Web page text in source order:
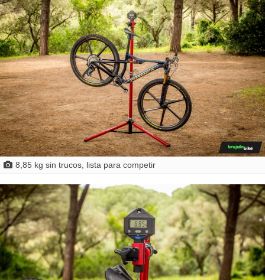
8,85 kg sin trucos, lista para competir